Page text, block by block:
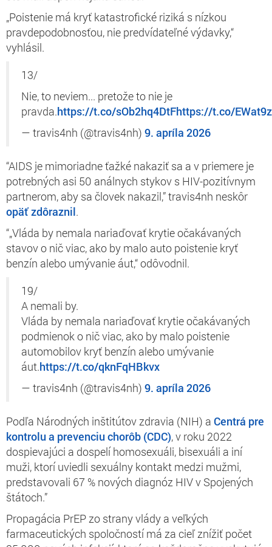
„Poistenie má kryť katastrofické riziká s nízkou
pravdepodobnosťou, nie predvídateľné výdavky,“
vyhlásil.
13/
Nie, to neviem... pretože to nie je
pravda.https://t.co/sOb2hq4DtFhttps://t.co/
— travis4nh (@travis4nh) 9. apríla 2026
“AIDS je mimoriadne ťažké nakaziť sa a v priemere je
potrebných asi 50 análnych stykov s HIV-pozitívnym
partnerom, aby sa človek nakazil,” travis4nh neskôr
opäť zdôraznil.
“„Vláda by nemala nariaďovať krytie očakávaných
stavov o nič viac, ako by malo auto poistenie kryť
benzín alebo umývanie áut,“ odôvodnil.
19/
A nemali by.
Vláda by nemala nariaďovať krytie očakávaných
podmienok o nič viac, ako by malo poistenie
automobilov kryť benzín alebo umývanie
áut.https://t.co/qknFqHBkvx
— travis4nh (@travis4nh) 9. apríla 2026
Podľa Národných inštitútov zdravia (NIH) a Centrá pre
kontrolu a prevenciu chorôb (CDC), v roku 2022
dospievajúci a dospelí homosexuáli, bisexuáli a iní
muži, ktorí uviedli sexuálny kontakt medzi mužmi,
predstavovali 67 % nových diagnóz HIV v Spojených
štátoch.”
Propagácia PrEP zo strany vlády a veľkých
farmaceutických spoločností má za cieľ znížiť počet